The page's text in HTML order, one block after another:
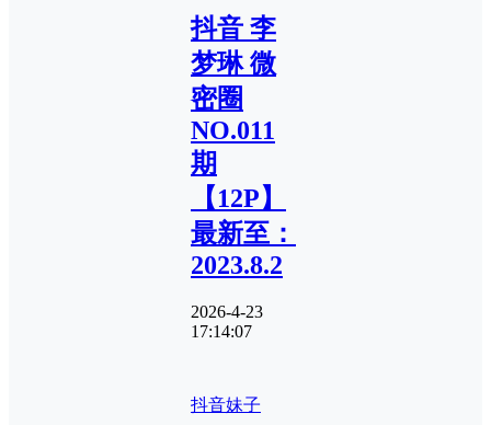
抖音 李
梦琳 微
密圈
NO.011
期
【12P】
最新至：
2023.8.2
2026-4-23
17:14:07
抖音妹子